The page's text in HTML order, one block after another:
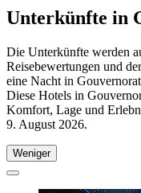
Unterkünfte in
Die Unterkünfte werden
Reisebewertungen und
eine Nacht in
Diese Hotels in
Komfort, Lage und
9. August 2026.
Weniger